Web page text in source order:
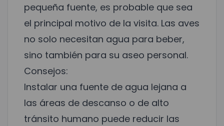
pequeña fuente, es probable que sea
el principal motivo de la visita. Las aves
no solo necesitan agua para beber,
sino también para su aseo personal.
Consejos:
Instalar una fuente de agua lejana a
las áreas de descanso o de alto
tránsito humano puede reducir las